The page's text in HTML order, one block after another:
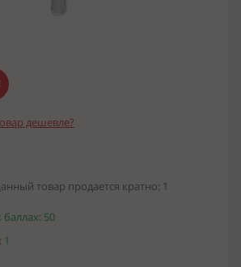
дешевле?
товар продается кратно: 1
50